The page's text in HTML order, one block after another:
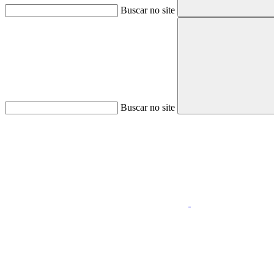
Buscar no site
Buscar no site